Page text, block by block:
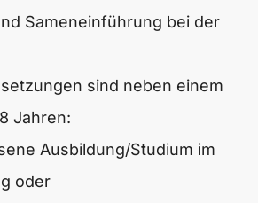
Sameneinführung bei der
sind neben einem
Jahren:
Ausbildung/Studium im
oder